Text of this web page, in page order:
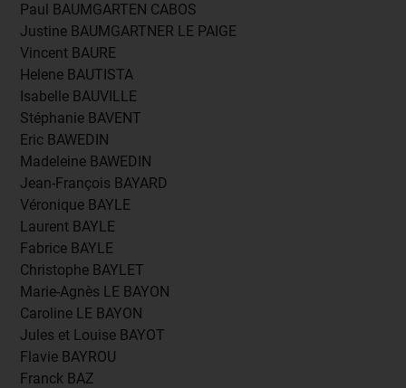
Paul BAUMGARTEN CABOS
Justine BAUMGARTNER LE PAIGE
Vincent BAURE
Helene BAUTISTA
Isabelle BAUVILLE
Stéphanie BAVENT
Eric BAWEDIN
Madeleine BAWEDIN
Jean-François BAYARD
Véronique BAYLE
Laurent BAYLE
Fabrice BAYLE
Christophe BAYLET
Marie-Agnès LE BAYON
Caroline LE BAYON
Jules et Louise BAYOT
Flavie BAYROU
Franck BAZ